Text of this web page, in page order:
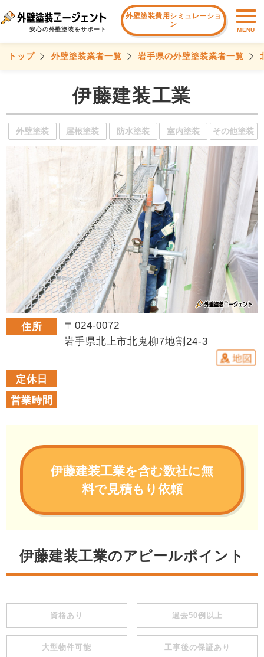
安心の外壁塗装をサポート
外壁塗装費用シミュレーショ
ン
MENU
トップ 外壁塗装業者一覧 岩手県の外壁塗装業者一覧
伊藤建装工業
外壁塗装 屋根塗装 防水塗装 室内塗装 その他塗装
住所
〒024-0072
岩手県北上市北鬼柳7地割24-3
定休日
営業時間
伊藤建装工業を含む数社に無
料で見積もり依頼
伊藤建装工業のアピールポイント
資格あり 過去50例以上
大型物件可能 工事後の保証あり